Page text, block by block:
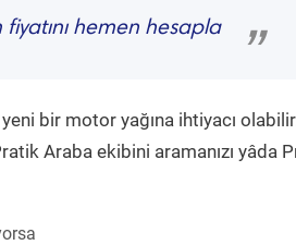
hemen hesapla
”
bir motor yağına ihtiyacı
Araba ekibini aramanızı yâda